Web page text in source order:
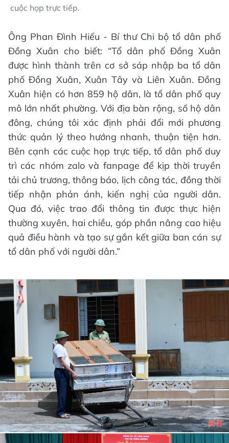
cuộc họp trực tiếp.
Ông Phan Đình Hiếu - Bí thư Chi bộ tổ dân phố
Đồng Xuân cho biết: “Tổ dân phố Đồng Xuân
được hình thành trên cơ sở sáp nhập ba tổ dân
phố Đồng Xuân, Xuân Tây và Liên Xuân. Đồng
Xuân hiện có hơn 859 hộ dân, là tổ dân phố quy
mô lớn nhất phường. Với địa bàn rộng, số hộ dân
đông, chúng tôi xác định phải đổi mới phương
thức quản lý theo hướng nhanh, thuận tiện hơn.
Bên cạnh các cuộc họp trực tiếp, tổ dân phố duy
trì các nhóm zalo và fanpage để kịp thời truyền
tải chủ trương, thông báo, lịch công tác, đồng thời
tiếp nhận phản ánh, kiến nghị của người dân.
Qua đó, việc trao đổi thông tin được thực hiện
thường xuyên, hai chiều, góp phần nâng cao hiệu
quả điều hành và tạo sự gắn kết giữa ban cán sự
tổ dân phố với người dân.”